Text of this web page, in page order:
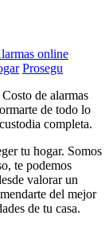
online
Prosegu
de alarmas
de todo lo
completa.
tu hogar. Somos
te podemos
valorar un
del mejor
de tu casa.